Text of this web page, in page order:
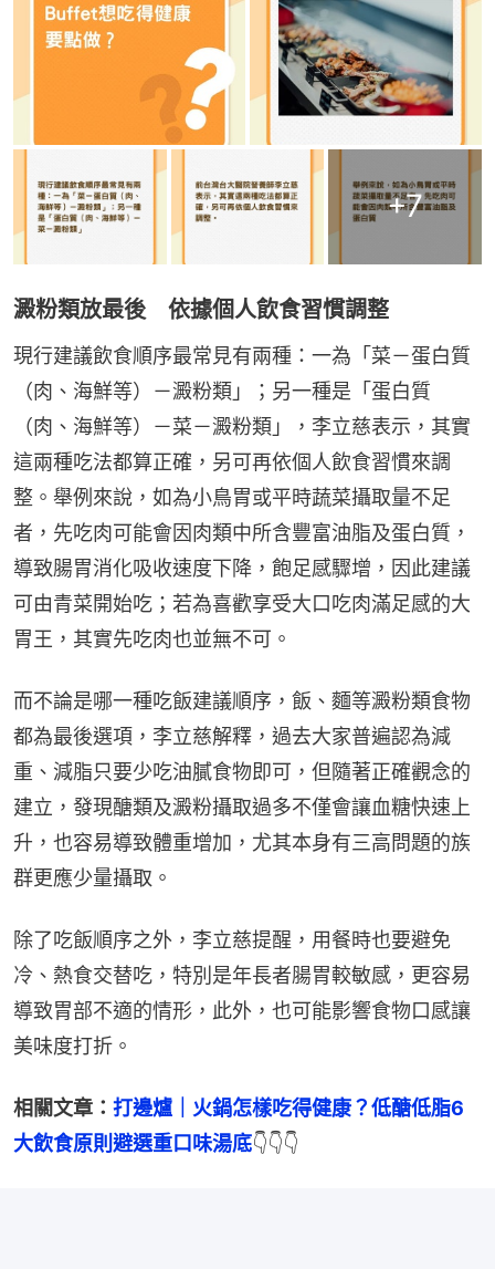
+7
澱粉類放最後 依據個人飲食習慣調整
現行建議飲食順序最常見有兩種：一為「菜－蛋白質
（肉、海鮮等）－澱粉類」；另一種是「蛋白質
（肉、海鮮等）－菜－澱粉類」，李立慈表示，其實
這兩種吃法都算正確，另可再依個人飲食習慣來調
整。舉例來說，如為小鳥胃或平時蔬菜攝取量不足
者，先吃肉可能會因肉類中所含豐富油脂及蛋白質，
導致腸胃消化吸收速度下降，飽足感驟增，因此建議
可由青菜開始吃；若為喜歡享受大口吃肉滿足感的大
胃王，其實先吃肉也並無不可。
而不論是哪一種吃飯建議順序，飯、麵等澱粉類食物
都為最後選項，李立慈解釋，過去大家普遍認為減
重、減脂只要少吃油膩食物即可，但隨著正確觀念的
建立，發現醣類及澱粉攝取過多不僅會讓血糖快速上
升，也容易導致體重增加，尤其本身有三高問題的族
群更應少量攝取。
除了吃飯順序之外，李立慈提醒，用餐時也要避免
冷、熱食交替吃，特別是年長者腸胃較敏感，更容易
導致胃部不適的情形，此外，也可能影響食物口感讓
美味度打折。
相關文章： 打邊爐｜火鍋怎樣吃得健康？低醣低脂6
大飲食原則避選重口味湯底👇👇👇